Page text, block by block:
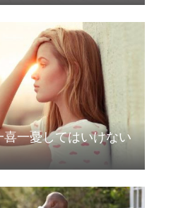
一憂してはいけない